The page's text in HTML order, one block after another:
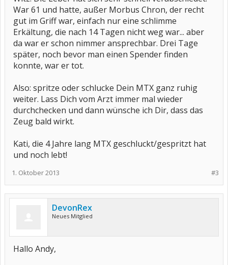
War 61 und hatte, außer Morbus Chron, der recht
gut im Griff war, einfach nur eine schlimme
Erkältung, die nach 14 Tagen nicht weg war... aber
da war er schon nimmer ansprechbar. Drei Tage
später, noch bevor man einen Spender finden
konnte, war er tot.
Also: spritze oder schlucke Dein MTX ganz ruhig
weiter. Lass Dich vom Arzt immer mal wieder
durchchecken und dann wünsche ich Dir, dass das
Zeug bald wirkt.
Kati, die 4 Jahre lang MTX geschluckt/gespritzt hat
und noch lebt!
#3
1. Oktober 2013
DevonRex
Neues Mitglied
Hallo Andy,